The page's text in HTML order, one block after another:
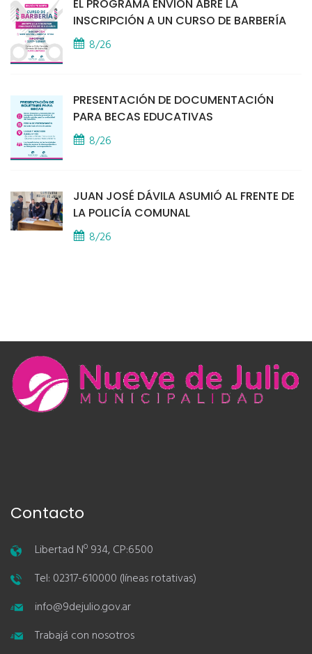
EL PROGRAMA ENVIÓN ABRE LA
INSCRIPCIÓN A UN CURSO DE BARBERÍA
8/26
PRESENTACIÓN DE DOCUMENTACIÓN
PARA BECAS EDUCATIVAS
8/26
JUAN JOSÉ DÁVILA ASUMIÓ AL FRENTE DE
LA POLICÍA COMUNAL
8/26
Contacto
Libertad Nº 934, CP:6500
Tel: 02317-610000 (líneas rotativas)
info@9dejulio.gov.ar
Trabajá con nosotros